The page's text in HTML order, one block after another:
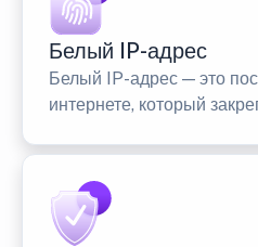
Белый IP-адрес
Белый IP-адрес — это
интернете, который